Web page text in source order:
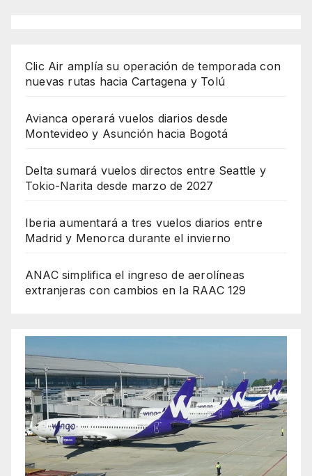
Clic Air amplía su operación de temporada con
nuevas rutas hacia Cartagena y Tolú
Avianca operará vuelos diarios desde
Montevideo y Asunción hacia Bogotá
Delta sumará vuelos directos entre Seattle y
Tokio-Narita desde marzo de 2027
Iberia aumentará a tres vuelos diarios entre
Madrid y Menorca durante el invierno
ANAC simplifica el ingreso de aerolíneas
extranjeras con cambios en la RAAC 129